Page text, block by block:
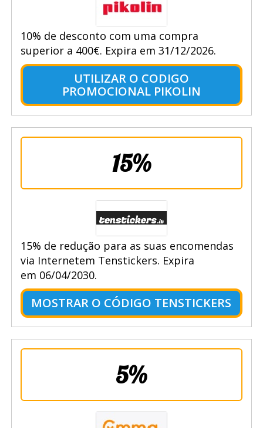
10% de desconto com uma compra
superior a 400€. Expira em 31/12/2026.
UTILIZAR O CODIGO
PROMOCIONAL PIKOLIN
15%
15% de redução para as suas encomendas
via Internetem Tenstickers. Expira
em 06/04/2030.
MOSTRAR O CÓDIGO TENSTICKERS
5%